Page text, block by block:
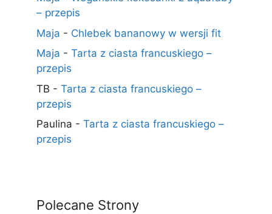
– przepis
Maja - Chlebek bananowy w wersji fit
Maja - Tarta z ciasta francuskiego –
przepis
TB - Tarta z ciasta francuskiego –
przepis
Paulina - Tarta z ciasta francuskiego –
przepis
Polecane Strony